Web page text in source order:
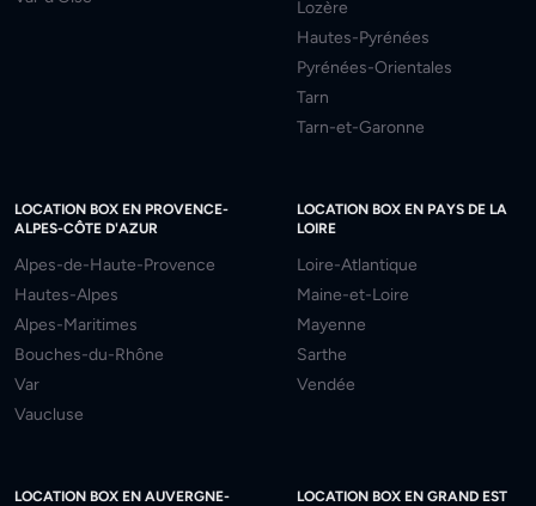
Lozère
Hautes-Pyrénées
Pyrénées-Orientales
Tarn
Tarn-et-Garonne
LOCATION BOX EN PROVENCE-
ALPES-CÔTE D'AZUR
Alpes-de-Haute-Provence
Hautes-Alpes
Alpes-Maritimes
Bouches-du-Rhône
Var
Vaucluse
LOCATION BOX EN PAYS DE LA
LOIRE
Loire-Atlantique
Maine-et-Loire
Mayenne
Sarthe
Vendée
LOCATION BOX EN AUVERGNE-
LOCATION BOX EN GRAND EST